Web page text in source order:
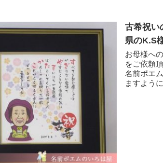
古希祝い
県のK.S
お母様へ
をご依頼
名前ポエ
ますよう